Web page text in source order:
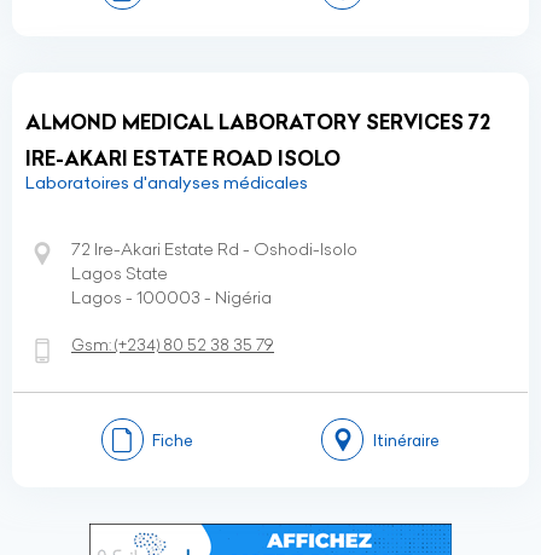
ALMOND MEDICAL LABORATORY SERVICES 72
IRE-AKARI ESTATE ROAD ISOLO
Laboratoires d'analyses médicales
72 Ire-Akari Estate Rd - Oshodi-Isolo
Lagos State
Lagos - 100003 - Nigéria
Gsm:(+234) 80 52 38 35 79
Fiche Itinéraire